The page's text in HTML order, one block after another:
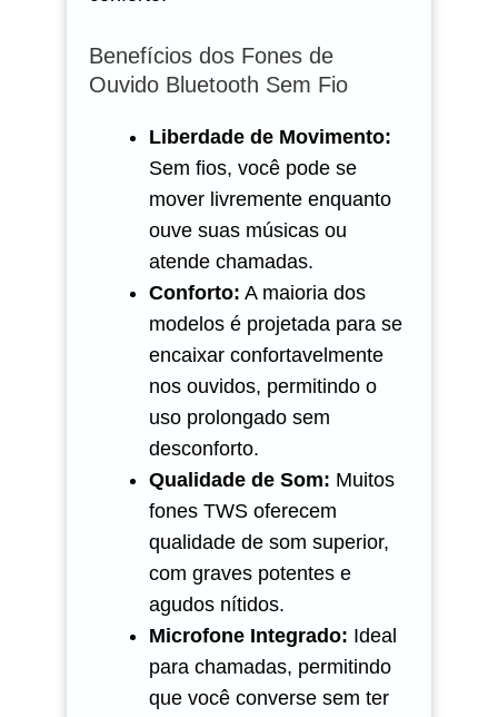
Benefícios dos Fones de
Ouvido Bluetooth Sem Fio
Liberdade de Movimento:
Sem fios, você pode se
mover livremente enquanto
ouve suas músicas ou
atende chamadas.
Conforto: A maioria dos
modelos é projetada para se
encaixar confortavelmente
nos ouvidos, permitindo o
uso prolongado sem
desconforto.
Qualidade de Som: Muitos
fones TWS oferecem
qualidade de som superior,
com graves potentes e
agudos nítidos.
Microfone Integrado: Ideal
para chamadas, permitindo
que você converse sem ter